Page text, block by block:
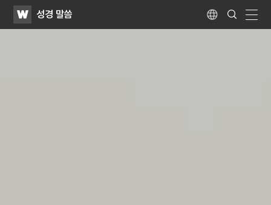
WATV성경 말씀 Language
Search
Submit